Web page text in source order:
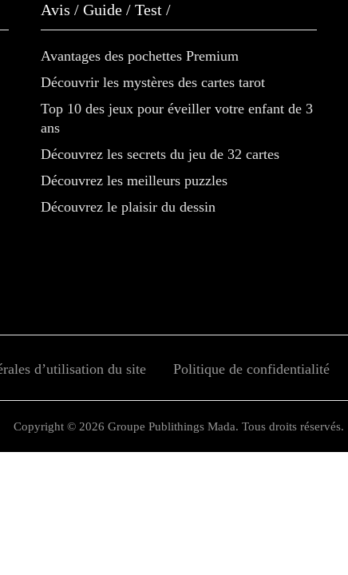
Avis / Guide / Test /
Avantages des pochettes Premium
Découvrir les mystères des cartes tarot
Top 10 des jeux pour éveiller votre enfant de 3
ans
Découvrez les secrets du jeu de 32 cartes
Découvrez les meilleurs puzzles
Découvrez le plaisir du dessin
d’utilisation du site Politique de confidentialité
Copyright © 2026 Groupe Publithings Mada. Tous droits réservés.